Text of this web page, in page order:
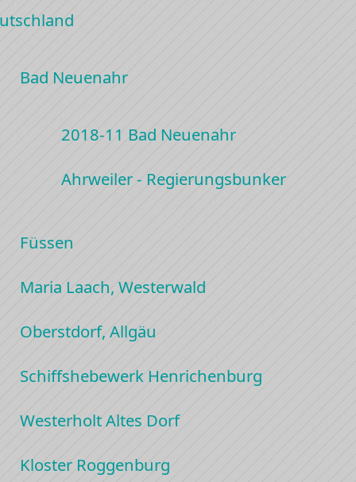
Bad Neuenahr
2018-11 Bad Neuenahr
Ahrweiler - Regierungsbunker
Füssen
Maria Laach, Westerwald
Oberstdorf, Allgäu
Schiffshebewerk Henrichenburg
Westerholt Altes Dorf
Kloster Roggenburg